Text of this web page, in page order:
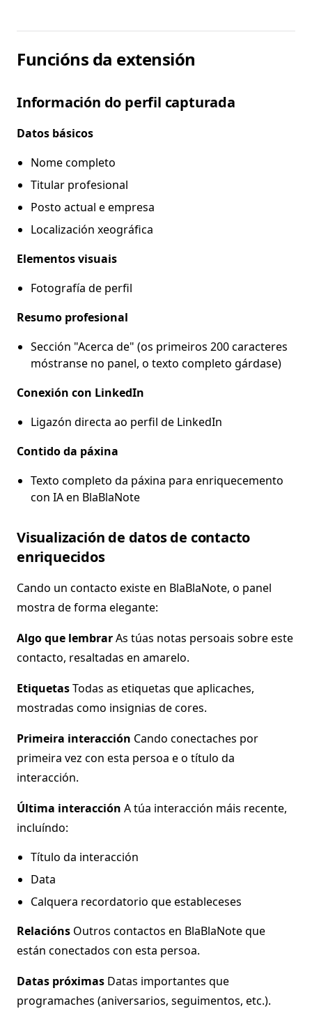
Funcións da extensión
Información do perfil capturada
Datos básicos
Nome completo
Titular profesional
Posto actual e empresa
Localización xeográfica
Elementos visuais
Fotografía de perfil
Resumo profesional
Sección "Acerca de" (os primeiros 200 caracteres
móstranse no panel, o texto completo gárdase)
Conexión con LinkedIn
Ligazón directa ao perfil de LinkedIn
Contido da páxina
Texto completo da páxina para enriquecemento
con IA en BlaBlaNote
Visualización de datos de contacto
enriquecidos
Cando un contacto existe en BlaBlaNote, o panel
mostra de forma elegante:
Algo que lembrarAs túas notas persoais sobre este
contacto, resaltadas en amarelo.
EtiquetasTodas as etiquetas que aplicaches,
mostradas como insignias de cores.
Primeira interacción Cando conectaches por
primeira vez con esta persoa e o título da
interacción.
Última interacción A túa interacción máis recente,
incluíndo:
Título da interacción
Data
Calquera recordatorio que estableceses
Relacións Outros contactos en BlaBlaNote que
están conectados con esta persoa.
Datas próximas Datas importantes que
programaches (aniversarios, seguimentos, etc.).